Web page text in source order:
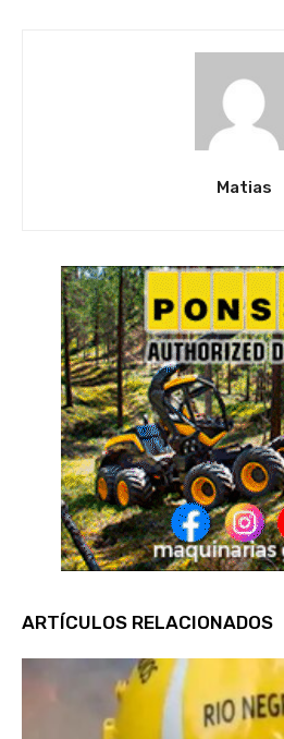
Matias
ARTÍCULOS RELACIONADOS